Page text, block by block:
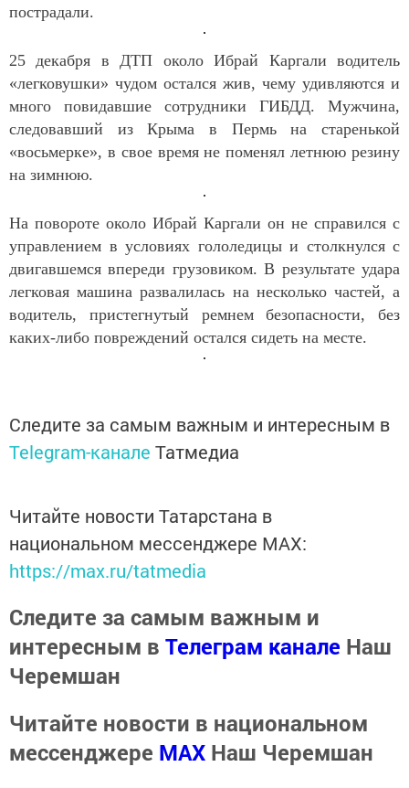
пострадали.
25 декабря в ДТП около Ибрай Каргали водитель
«легковушки» чудом остался жив, чему удивляются и
много повидавшие сотрудники ГИБДД. Мужчина,
следовавший из Крыма в Пермь на старенькой
«восьмерке», в свое время не поменял летнюю резину
на зимнюю.
На повороте около Ибрай Каргали он не справился с
управлением в условиях гололедицы и столкнулся с
двигавшемся впереди грузовиком. В результате удара
легковая машина развалилась на несколько частей, а
водитель, пристегнутый ремнем безопасности, без
каких-либо повреждений остался сидеть на месте.
Следите за самым важным и интересным в
Telegram-канале Татмедиа
Читайте новости Татарстана в
национальном мессенджере MАХ:
https://max.ru/tatmedia
Следите за самым важным и
интересным в Телеграм канале Наш
Черемшан
Читайте новости в национальном
мессенджере MАХ Наш Черемшан